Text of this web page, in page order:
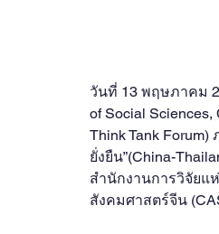
วันที่ 13 พฤษภาคม
of Social
Think Tank
ยั่งยืน”(China-
สำนักงานการวิจัยแ
สังคมศาสตร์จีน